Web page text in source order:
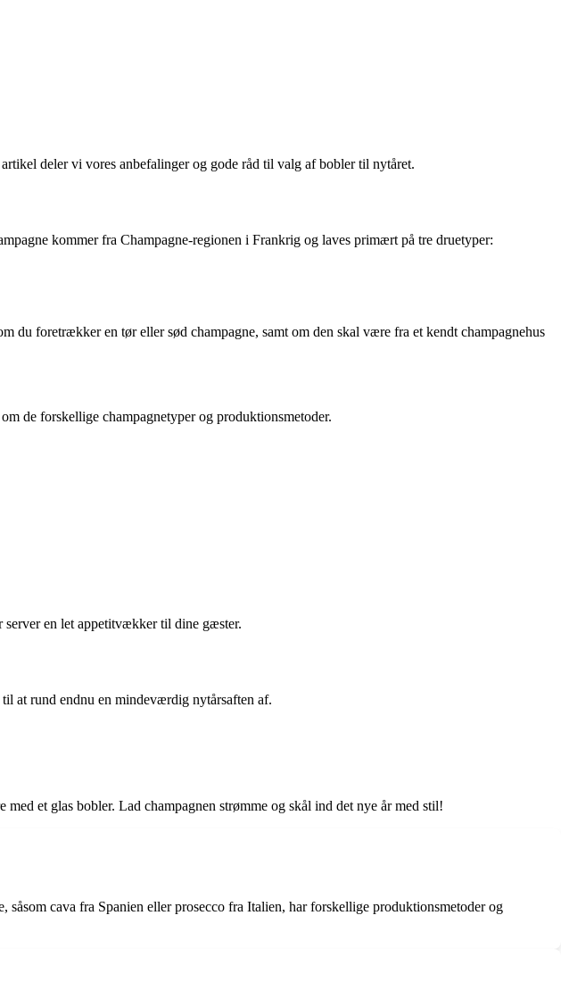
deler vi vores anbefalinger og gode råd til valg af bobler til nytåret.
kommer fra Champagne-regionen i Frankrig og laves primært på tre druetyper:
foretrækker en tør eller sød champagne, samt om den skal være fra et kendt champagnehus
de forskellige champagnetyper og produktionsmetoder.
server en let appetitvækker til dine gæster.
at rund endnu en mindeværdig nytårsaften af.
et glas bobler. Lad champagnen strømme og skål ind det nye år med stil!
cava fra Spanien eller prosecco fra Italien, har forskellige produktionsmetoder og